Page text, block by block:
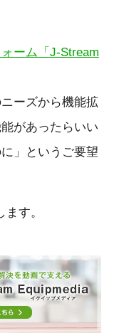
ーム「J-Stream
ーズから機能拡
があったらいい
」というご要望
す。